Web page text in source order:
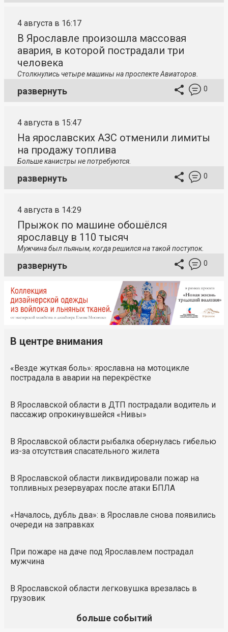
4 августа в 16:17
В Ярославле произошла массовая
авария, в которой пострадали три
человека
Столкнулись четыре машины на проспекте Авиаторов.
развернуть 0
4 августа в 15:47
На ярославских АЗС отменили лимиты
на продажу топлива
Больше канистры не потребуются.
развернуть 0
4 августа в 14:29
Прыжок по машине обошёлся
ярославцу в 110 тысяч
Мужчина был пьяным, когда решился на такой поступок.
развернуть 0
В центре внимания
«Везде жуткая боль»: ярославна на мотоцикле
пострадала в аварии на перекрёстке
В Ярославской области в ДТП пострадали водитель и
пассажир опрокинувшейся «Нивы»
В Ярославской области рыбалка обернулась гибелью
из-за отсутствия спасательного жилета
В Ярославской области ликвидировали пожар на
топливных резервуарах после атаки БПЛА
«Началось, дубль два»: в Ярославле снова появились
очереди на заправках
При пожаре на даче под Ярославлем пострадал
мужчина
В Ярославской области легковушка врезалась в
грузовик
больше событий